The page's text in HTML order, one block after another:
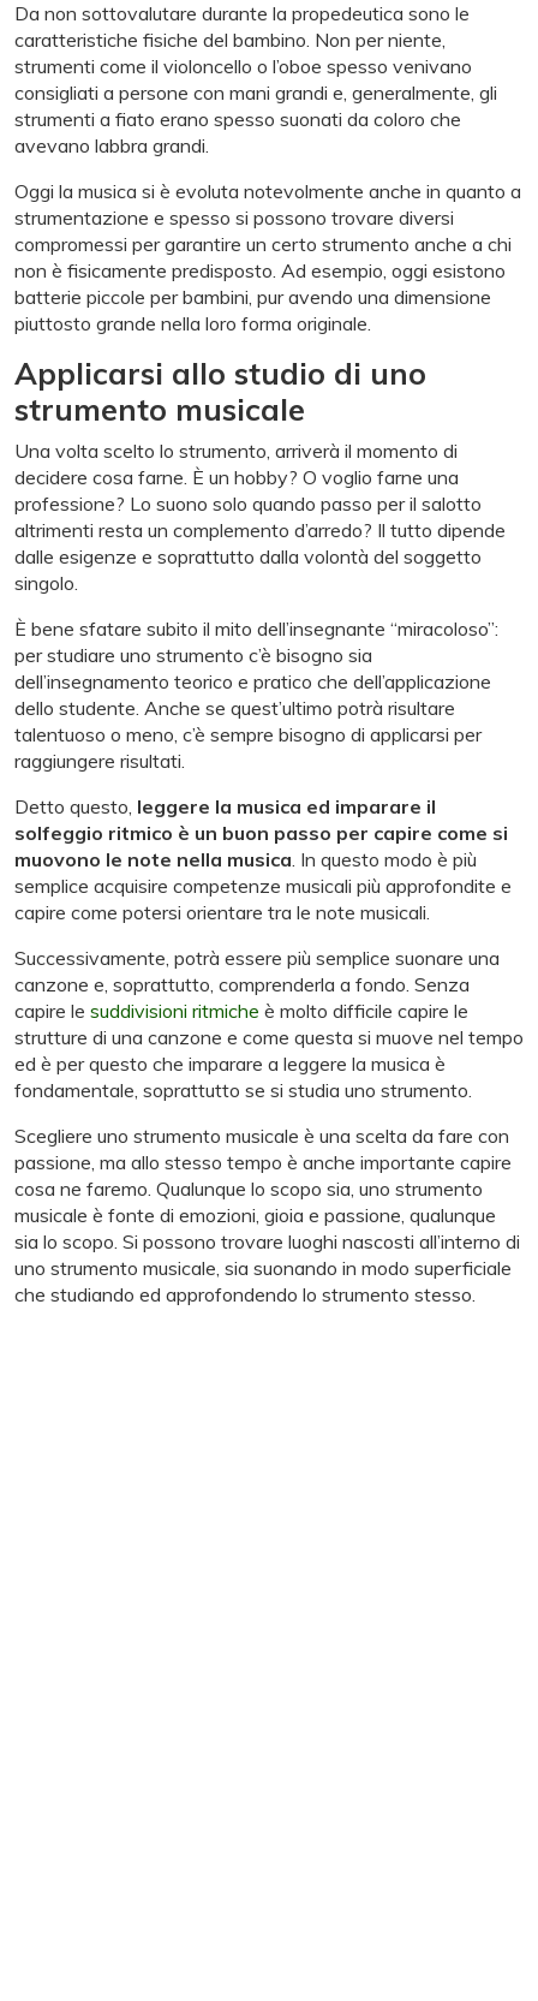
Da non sottovalutare durante la propedeutica sono le
caratteristiche fisiche del bambino. Non per niente,
strumenti come il violoncello o l’oboe spesso venivano
consigliati a persone con mani grandi e, generalmente, gli
strumenti a fiato erano spesso suonati da coloro che
avevano labbra grandi.
Oggi la musica si è evoluta notevolmente anche in quanto a
strumentazione e spesso si possono trovare diversi
compromessi per garantire un certo strumento anche a chi
non è fisicamente predisposto. Ad esempio, oggi esistono
batterie piccole per bambini, pur avendo una dimensione
piuttosto grande nella loro forma originale.
Applicarsi allo studio di uno
strumento musicale
Una volta scelto lo strumento, arriverà il momento di
decidere cosa farne. È un hobby? O voglio farne una
professione? Lo suono solo quando passo per il salotto
altrimenti resta un complemento d’arredo? Il tutto dipende
dalle esigenze e soprattutto dalla volontà del soggetto
singolo.
È bene sfatare subito il mito dell’insegnante “miracoloso”:
per studiare uno strumento c’è bisogno sia
dell’insegnamento teorico e pratico che dell’applicazione
dello studente. Anche se quest’ultimo potrà risultare
talentuoso o meno, c’è sempre bisogno di applicarsi per
raggiungere risultati.
Detto questo, leggere la musica ed imparare il
solfeggio ritmico è un buon passo per capire come si
muovono le note nella musica. In questo modo è più
semplice acquisire competenze musicali più approfondite e
capire come potersi orientare tra le note musicali.
Successivamente, potrà essere più semplice suonare una
canzone e, soprattutto, comprenderla a fondo. Senza
capire le suddivisioni ritmiche è molto difficile capire le
strutture di una canzone e come questa si muove nel tempo
ed è per questo che imparare a leggere la musica è
fondamentale, soprattutto se si studia uno strumento.
Scegliere uno strumento musicale è una scelta da fare con
passione, ma allo stesso tempo è anche importante capire
cosa ne faremo. Qualunque lo scopo sia, uno strumento
musicale è fonte di emozioni, gioia e passione, qualunque
sia lo scopo. Si possono trovare luoghi nascosti all’interno di
uno strumento musicale, sia suonando in modo superficiale
che studiando ed approfondendo lo strumento stesso.